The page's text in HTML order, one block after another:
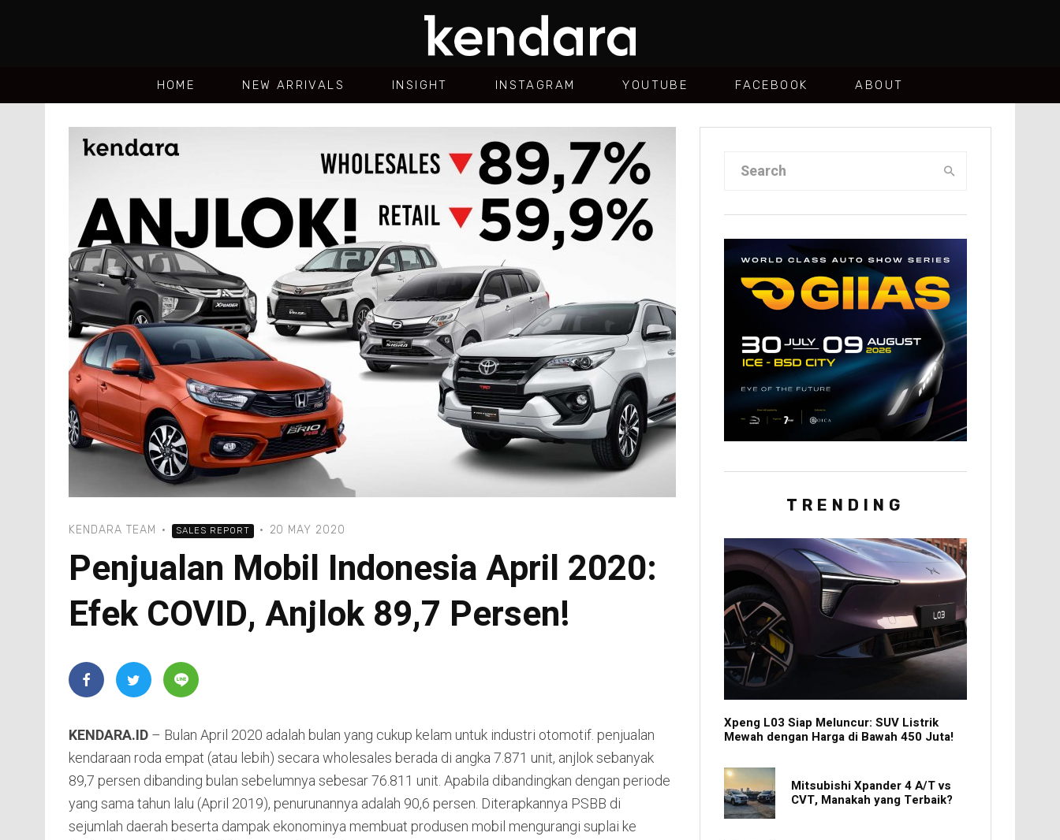
HOME NEW ARRIVALS INSIGHT INSTAGRAM YOUTUBE FACEBOOK ABOUT
KENDARA TEAM · SALES REPORT · 20 MAY 2020
Penjualan Mobil Indonesia April 2020:
Efek COVID, Anjlok 89,7 Persen!
KENDARA.ID – Bulan April 2020 adalah bulan yang cukup kelam untuk industri otomotif. penjualan
kendaraan roda empat (atau lebih) secara wholesales berada di angka 7.871 unit, anjlok sebanyak
89,7 persen dibanding bulan sebelumnya sebesar 76.811 unit. Apabila dibandingkan dengan periode
yang sama tahun lalu (April 2019), penurunannya adalah 90,6 persen. Diterapkannya PSBB di
sejumlah daerah beserta dampak ekonominya membuat produsen mobil mengurangi suplai ke
TRENDING
Xpeng L03 Siap Meluncur: SUV Listrik
Mewah dengan Harga di Bawah 450 Juta!
Mitsubishi Xpander 4 A/T vs
CVT, Manakah yang Terbaik?